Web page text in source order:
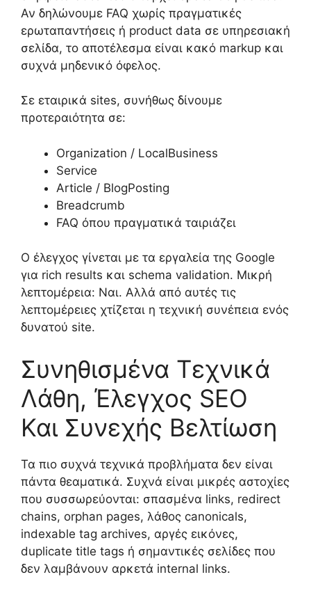
Αν δηλώνουμε FAQ χωρίς πραγματικές
ερωταπαντήσεις ή product data σε υπηρεσιακή
σελίδα, το αποτέλεσμα είναι κακό markup και
συχνά μηδενικό όφελος.
Σε εταιρικά sites, συνήθως δίνουμε
προτεραιότητα σε:
Organization / LocalBusiness
Service
Article / BlogPosting
Breadcrumb
FAQ όπου πραγματικά ταιριάζει
Ο έλεγχος γίνεται με τα εργαλεία της Google
για rich results και schema validation. Μικρή
λεπτομέρεια: Ναι. Αλλά από αυτές τις
λεπτομέρειες χτίζεται η τεχνική συνέπεια ενός
δυνατού site.
Συνηθισμένα Τεχνικά
Λάθη, Έλεγχος SEO
Και Συνεχής Βελτίωση
Τα πιο συχνά τεχνικά προβλήματα δεν είναι
πάντα θεαματικά. Συχνά είναι μικρές αστοχίες
που συσσωρεύονται: σπασμένα links, redirect
chains, orphan pages, λάθος canonicals,
indexable tag archives, αργές εικόνες,
duplicate title tags ή σημαντικές σελίδες που
δεν λαμβάνουν αρκετά internal links.